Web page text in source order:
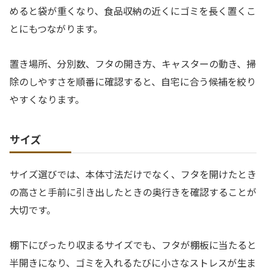
めると袋が重くなり、食品収納の近くにゴミを長く置くこ
とにもつながります。
置き場所、分別数、フタの開き方、キャスターの動き、掃
除のしやすさを順番に確認すると、自宅に合う候補を絞り
やすくなります。
サイズ
サイズ選びでは、本体寸法だけでなく、フタを開けたとき
の高さと手前に引き出したときの奥行きを確認することが
大切です。
棚下にぴったり収まるサイズでも、フタが棚板に当たると
半開きになり、ゴミを入れるたびに小さなストレスが生ま